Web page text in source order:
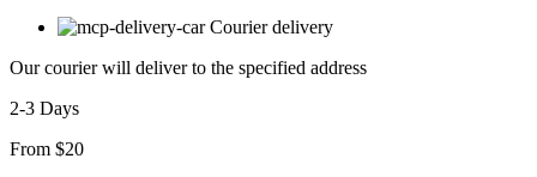
Courier delivery
Our courier will deliver to the specified address
2-3 Days
From $20